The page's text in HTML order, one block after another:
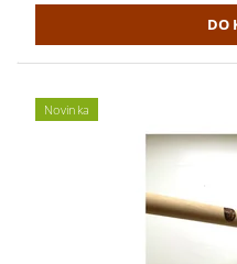
Novinka